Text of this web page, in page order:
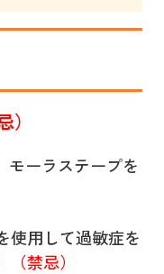
）
モーラステープを
使用して過敏症を
（禁忌）